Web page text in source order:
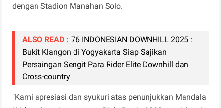
dengan Stadion Manahan Solo.
ALSO READ : 76 INDONESIAN DOWNHILL 2025 :
Bukit Klangon di Yogyakarta Siap Sajikan
Persaingan Sengit Para Rider Elite Downhill dan
Cross-country
"Kami apresiasi dan syukuri atas penunjukkan Mandala